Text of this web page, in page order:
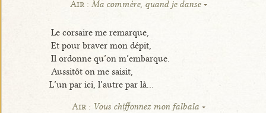
Air :Ma commère, quand je danse
Le corsaire me remarque,
Et pour braver mon dépit,
Il ordonne qu’on m’embarque.
Aussitôt on me saisit,
L’un par ici, l’autre par là...
Air : Vous chiffonnez mon falbala